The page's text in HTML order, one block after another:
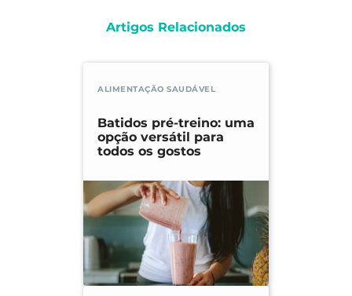
Artigos Relacionados
ALIMENTAÇÃO SAUDÁVEL
Batidos pré-treino: uma
opção versátil para
todos os gostos